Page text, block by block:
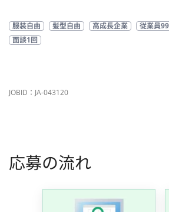
服装自由 髪型自由 高成長企業 従業員
面談1回
JOBID：JA-043120
応募の流れ